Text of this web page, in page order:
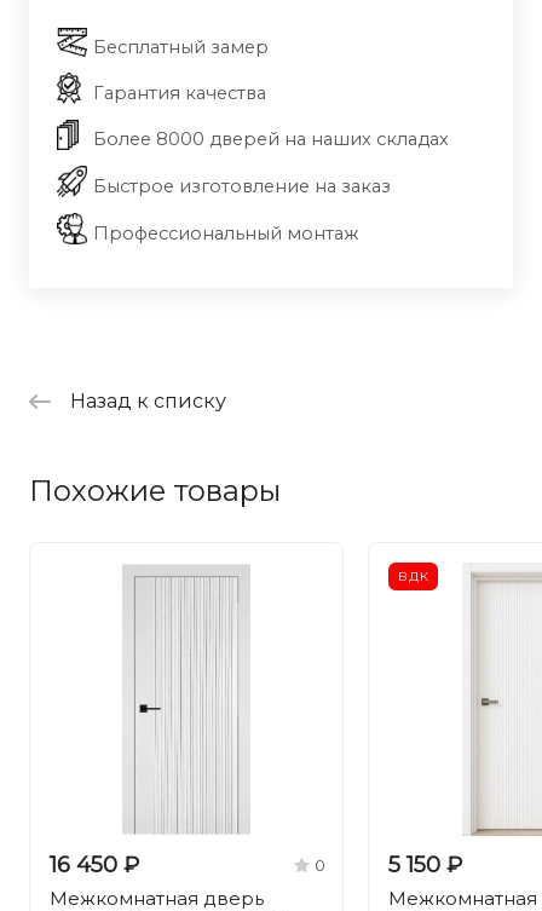
Бесплатный замер
Гарантия качества
Более 8000 дверей на наших складах
Быстрое изготовление на заказ
Профессиональный монтаж
Назад к списку
Похожие товары
16 450 ₽ 0
Межкомнатная дверь
ВДК
5 150 ₽
Межкомнатная